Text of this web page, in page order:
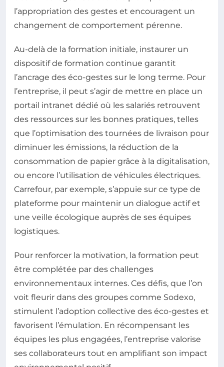
l’appropriation des gestes et encouragent un
changement de comportement pérenne.
Au-delà de la formation initiale, instaurer un
dispositif de formation continue garantit
l’ancrage des éco-gestes sur le long terme. Pour
l’entreprise, il peut s’agir de mettre en place un
portail intranet dédié où les salariés retrouvent
des ressources sur les bonnes pratiques, telles
que l’optimisation des tournées de livraison pour
diminuer les émissions, la réduction de la
consommation de papier grâce à la digitalisation,
ou encore l’utilisation de véhicules électriques.
Carrefour, par exemple, s’appuie sur ce type de
plateforme pour maintenir un dialogue actif et
une veille écologique auprès de ses équipes
logistiques.
Pour renforcer la motivation, la formation peut
être complétée par des challenges
environnementaux internes. Ces défis, que l’on
voit fleurir dans des groupes comme Sodexo,
stimulent l’adoption collective des éco-gestes et
favorisent l’émulation. En récompensant les
équipes les plus engagées, l’entreprise valorise
ses collaborateurs tout en amplifiant son impact